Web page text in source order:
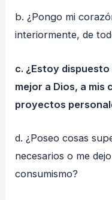
b. ¿Pongo mi
interiormente, de
c. ¿Estoy
mejor a Dios, a mis
proyectos
d. ¿Poseo cosas
necesarios o me
consumismo?